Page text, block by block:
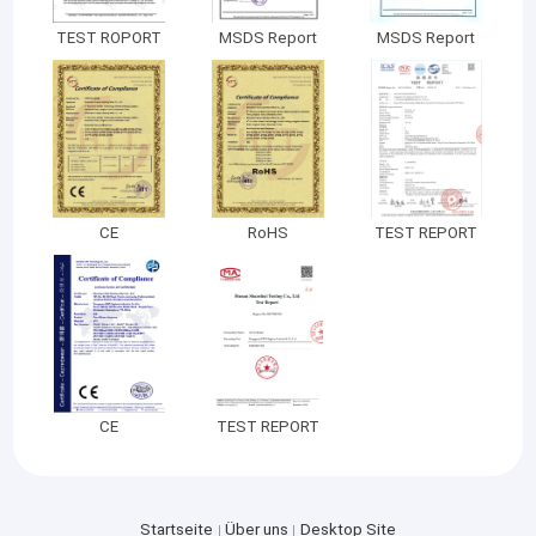
Automatischer gesundheitlicher Behälter
TEST ROPORT MSDS Report MSDS Report
CE RoHS TEST REPORT
CE TEST REPORT
Startseite Über uns Desktop Site